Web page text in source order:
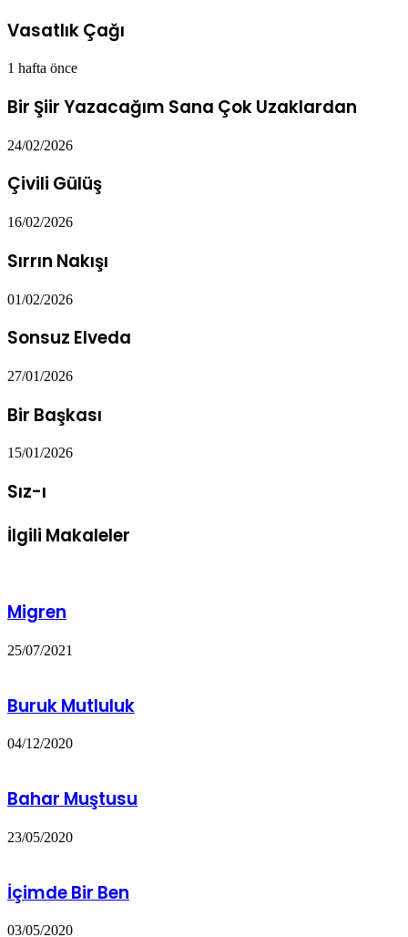
Vasatlık Çağı
1 hafta önce
Bir Şiir Yazacağım Sana Çok Uzaklardan
24/02/2026
Çivili Gülüş
16/02/2026
Sırrın Nakışı
01/02/2026
Sonsuz Elveda
27/01/2026
Bir Başkası
15/01/2026
Sız-ı
İlgili Makaleler
Migren
25/07/2021
Buruk Mutluluk
04/12/2020
Bahar Muştusu
23/05/2020
İçimde Bir Ben
03/05/2020